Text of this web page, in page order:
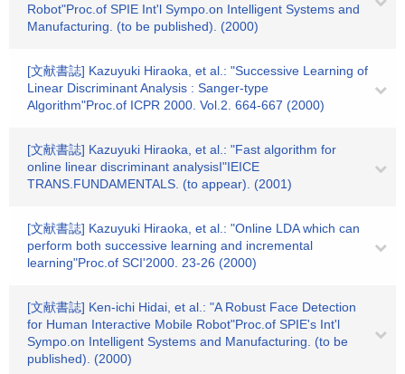
Robot"Proc.of SPIE Int'l Sympo.on Intelligent Systems and
Manufacturing. (to be published). (2000)
[文献書誌] Kazuyuki Hiraoka, et al.: "Successive Learning of
Linear Discriminant Analysis : Sanger-type
Algorithm"Proc.of ICPR 2000. Vol.2. 664-667 (2000)
[文献書誌] Kazuyuki Hiraoka, et al.: "Fast algorithm for
online linear discriminant analysisI"IEICE
TRANS.FUNDAMENTALS. (to appear). (2001)
[文献書誌] Kazuyuki Hiraoka, et al.: "Online LDA which can
perform both successive learning and incremental
learning"Proc.of SCI'2000. 23-26 (2000)
[文献書誌] Ken-ichi Hidai, et al.: "A Robust Face Detection
for Human Interactive Mobile Robot"Proc.of SPIE's Int'l
Sympo.on Intelligent Systems and Manufacturing. (to be
published). (2000)